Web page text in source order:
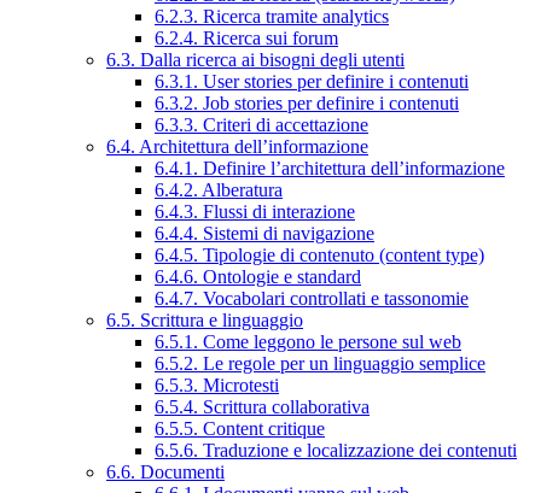
6.2.3. Ricerca tramite analytics
6.2.4. Ricerca sui forum
6.3. Dalla ricerca ai bisogni degli utenti
6.3.1. User stories per definire i contenuti
6.3.2. Job stories per definire i contenuti
6.3.3. Criteri di accettazione
6.4. Architettura dell’informazione
6.4.1. Definire l’architettura dell’informazione
6.4.2. Alberatura
6.4.3. Flussi di interazione
6.4.4. Sistemi di navigazione
6.4.5. Tipologie di contenuto (content type)
6.4.6. Ontologie e standard
6.4.7. Vocabolari controllati e tassonomie
6.5. Scrittura e linguaggio
6.5.1. Come leggono le persone sul web
6.5.2. Le regole per un linguaggio semplice
6.5.3. Microtesti
6.5.4. Scrittura collaborativa
6.5.5. Content critique
6.5.6. Traduzione e localizzazione dei contenuti
6.6. Documenti